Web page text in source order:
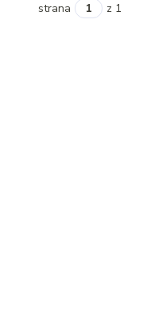
strana z 1